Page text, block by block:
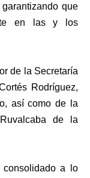
que
en las y los
de la Secretaría
Rodríguez,
así como de la
de la
a lo